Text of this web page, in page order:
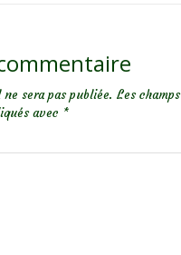
sera pas publiée. Les champs
avec *